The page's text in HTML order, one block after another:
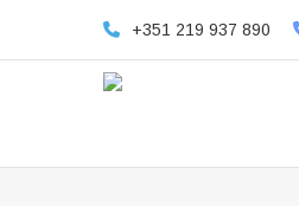
+351 219 937 890